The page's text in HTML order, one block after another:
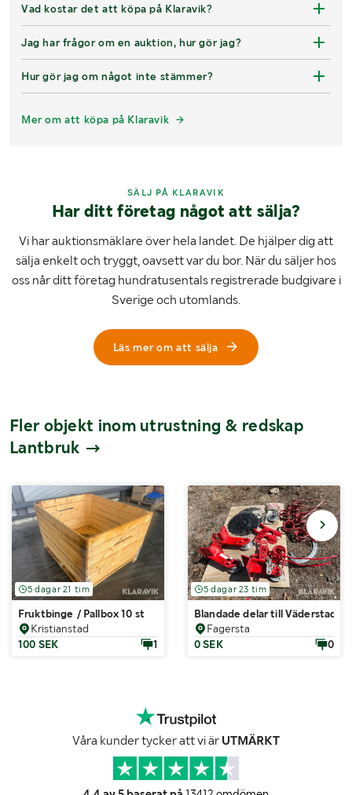
Vad kostar det att köpa på Klaravik?
Jag har frågor om en auktion, hur gör jag?
Hur gör jag om något inte stämmer?
Mer om att köpa på Klaravik
SÄLJ PÅ KLARAVIK
Har ditt företag något att sälja?
Vi har auktionsmäklare över hela landet. De hjälper dig att
sälja enkelt och tryggt, oavsett var du bor. När du säljer hos
oss når ditt företag hundratusentals registrerade budgivare i
Sverige och utomlands.
Läs mer om att sälja
Fler objekt inom utrustning & redskap
Lantbruk
5 dagar 21 tim
Fruktbinge / Pallbox 10 st
Kristianstad
100 SEK
1
5 dagar 23 tim
Blandade delar till Väderstad
Fagersta
0 SEK
0
Våra kunder tycker att vi är UTMÄRKT